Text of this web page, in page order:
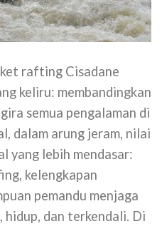
rafting Cisadane
keliru: membandingkan
semua pengalaman di
dalam arung jeram, nilai
yang lebih mendasar:
kelengkapan
pemandu menjaga
hidup, dan terkendali. Di